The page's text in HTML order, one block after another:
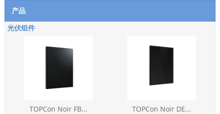
产品
光伏组件
TOPCon Noir FB... TOPCon Noir DE...